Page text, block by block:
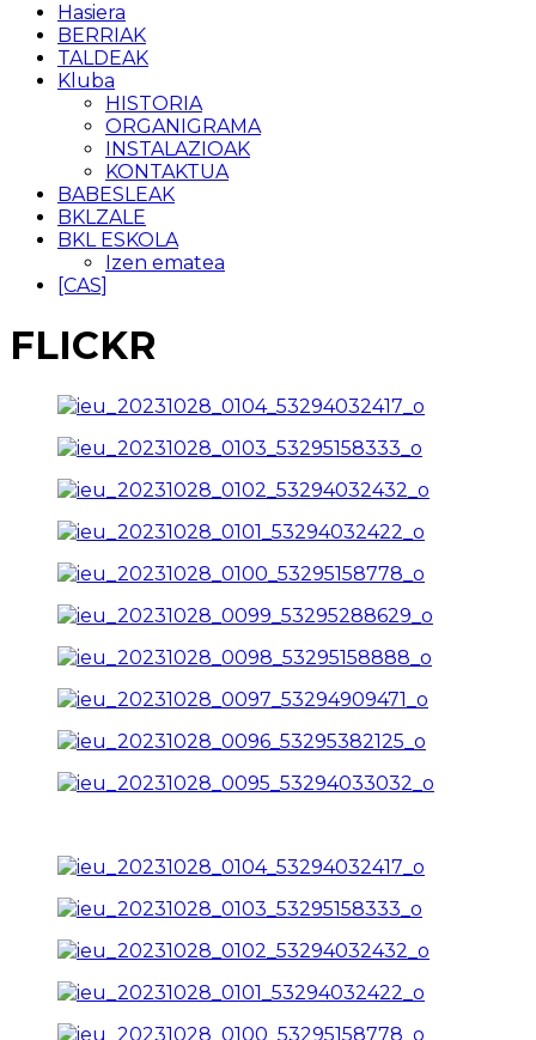
Hasiera
BERRIAK
TALDEAK
Kluba
HISTORIA
ORGANIGRAMA
INSTALAZIOAK
KONTAKTUA
BABESLEAK
BKLZALE
BKL ESKOLA
Izen ematea
[CAS]
FLICKR